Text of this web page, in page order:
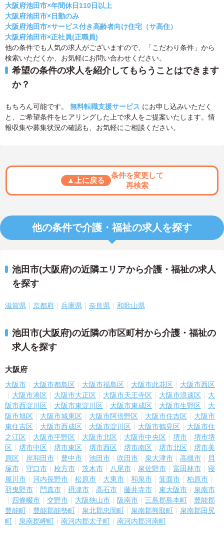
大阪府池田市×年間休日110日以上
大阪府池田市×日勤のみ
大阪府池田市×サービス付き高齢者向け住宅（サ高住）
大阪府池田市×正社員(正職員)
他の条件でも人気の求人がございますので、「こだわり条件」から
検索いただくか、お気軽にお問い合わせください。
希望の条件の求人を紹介してもらうことはできます
か？
もちろん可能です。 無料転職支援サービス にお申し込みいただく
と、ご希望条件をヒアリングした上で求人をご提案いたします。情
報収集や募集状況の確認も、お気軽にご相談ください。
▲上に戻る
条件を変更して
再検索
他の条件で介護・福祉の求人を探す
池田市(大阪府)の近隣エリアから介護・福祉の求人
を探す
滋賀県 京都府 兵庫県 奈良県 和歌山県
池田市(大阪府)の近隣の市区町村から介護・福祉の
求人を探す
大阪府
大阪市 大阪市都島区 大阪市福島区 大阪市此花区
大阪市西区
大阪市港区
大阪市大正区 大阪市天王寺区 大阪市浪速区
大
阪市西淀川区
大阪市東淀川区 大阪市東成区 大阪市生野区
大
阪市旭区
大阪市城東区 大阪市阿倍野区 大阪市住吉区
大阪市
東住吉区
大阪市西成区 大阪市淀川区 大阪市鶴見区
大阪市住
之江区
大阪市平野区 大阪市北区 大阪市中央区 堺市
堺市堺
区
堺市中区 堺市東区 堺市西区 堺市南区 堺市北区
堺市美
原区
岸和田市 豊中市 池田市 吹田市 泉大津市 高槻市
貝
塚市
守口市 枚方市 茨木市 八尾市 泉佐野市 富田林市
寝
屋川市
河内長野市 松原市 大東市 和泉市 箕面市
柏原市
羽曳野市
門真市 摂津市 高石市 藤井寺市 東大阪市
泉南市
四條畷市
交野市 大阪狭山市 阪南市 三島郡島本町
豊能郡
豊能町
豊能郡能勢町 泉北郡忠岡町 泉南郡熊取町
泉南郡田尻
町
泉南郡岬町 南河内郡太子町 南河内郡河南町